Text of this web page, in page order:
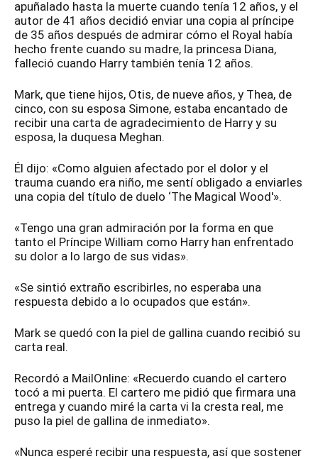
apuñalado hasta la muerte cuando tenía 12 años, y el
autor de 41 años decidió enviar una copia al príncipe
de 35 años después de admirar cómo el Royal había
hecho frente cuando su madre, la princesa Diana,
falleció cuando Harry también tenía 12 años.
Mark, que tiene hijos, Otis, de nueve años, y Thea, de
cinco, con su esposa Simone, estaba encantado de
recibir una carta de agradecimiento de Harry y su
esposa, la duquesa Meghan.
Él dijo: «Como alguien afectado por el dolor y el
trauma cuando era niño, me sentí obligado a enviarles
una copia del título de duelo ‘The Magical Wood'».
«Tengo una gran admiración por la forma en que
tanto el Príncipe William como Harry han enfrentado
su dolor a lo largo de sus vidas».
«Se sintió extraño escribirles, no esperaba una
respuesta debido a lo ocupados que están».
Mark se quedó con la piel de gallina cuando recibió su
carta real.
Recordó a MailOnline: «Recuerdo cuando el cartero
tocó a mi puerta. El cartero me pidió que firmara una
entrega y cuando miré la carta vi la cresta real, me
puso la piel de gallina de inmediato».
«Nunca esperé recibir una respuesta, así que sostener